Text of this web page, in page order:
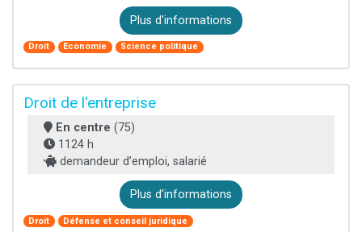
Plus d'informations
Droit Economie Science politique
Droit de l'entreprise
En centre (75)
1124 h
demandeur d’emploi, salarié
Plus d'informations
Droit Défense et conseil juridique